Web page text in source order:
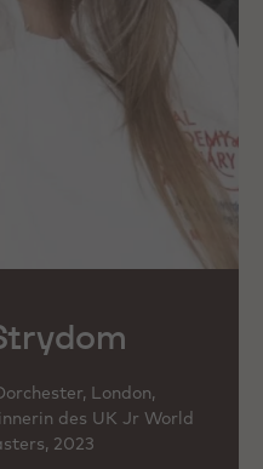
London,
des UK Jr World
2023